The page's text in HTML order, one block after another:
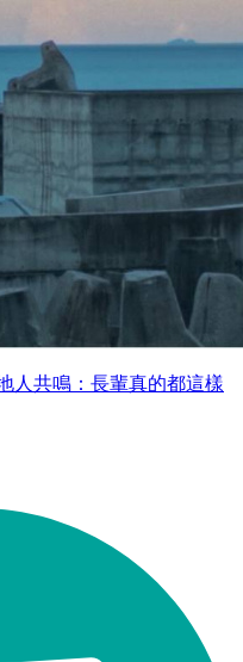
人共鳴：長輩真的都這樣